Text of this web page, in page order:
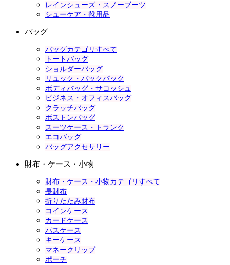
レインシューズ・スノーブーツ
シューケア・靴用品
バッグ
バッグカテゴリすべて
トートバッグ
ショルダーバッグ
リュック・バックパック
ボディバッグ・サコッシュ
ビジネス・オフィスバッグ
クラッチバッグ
ボストンバッグ
スーツケース・トランク
エコバッグ
バッグアクセサリー
財布・ケース・小物
財布・ケース・小物カテゴリすべて
長財布
折りたたみ財布
コインケース
カードケース
パスケース
キーケース
マネークリップ
ポーチ